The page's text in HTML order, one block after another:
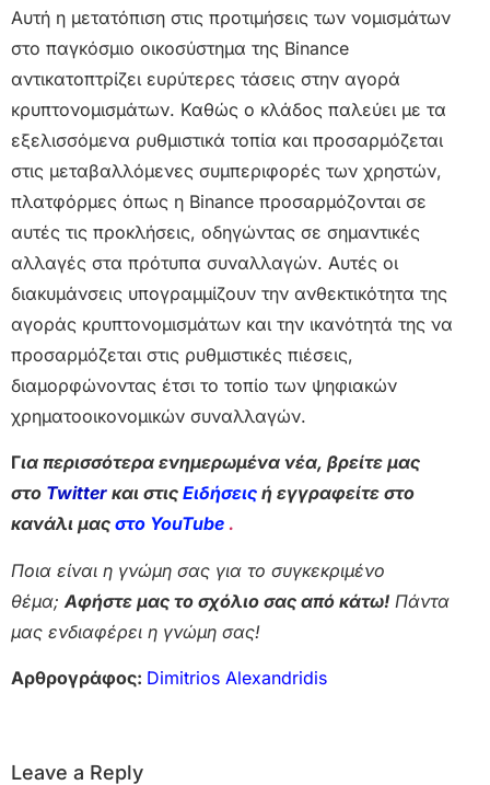
Αυτή η μετατόπιση στις προτιμήσεις των νομισμάτων
στο παγκόσμιο οικοσύστημα της Binance
αντικατοπτρίζει ευρύτερες τάσεις στην αγορά
κρυπτονομισμάτων. Καθώς ο κλάδος παλεύει με τα
εξελισσόμενα ρυθμιστικά τοπία και προσαρμόζεται
στις μεταβαλλόμενες συμπεριφορές των χρηστών,
πλατφόρμες όπως η Binance προσαρμόζονται σε
αυτές τις προκλήσεις, οδηγώντας σε σημαντικές
αλλαγές στα πρότυπα συναλλαγών. Αυτές οι
διακυμάνσεις υπογραμμίζουν την ανθεκτικότητα της
αγοράς κρυπτονομισμάτων και την ικανότητά της να
προσαρμόζεται στις ρυθμιστικές πιέσεις,
διαμορφώνοντας έτσι το τοπίο των ψηφιακών
χρηματοοικονομικών συναλλαγών.
Για περισσότερα ενημερωμένα νέα, βρείτε μας
στο Twitter και στις Ειδήσεις ή εγγραφείτε στο
κανάλι μας στο YouTube .
Ποια είναι η γνώμη σας για το συγκεκριμένο
θέμα; Αφήστε μας το σχόλιο σας από κάτω! Πάντα
μας ενδιαφέρει η γνώμη σας!
Αρθρογράφος: Dimitrios Alexandridis
Leave a Reply